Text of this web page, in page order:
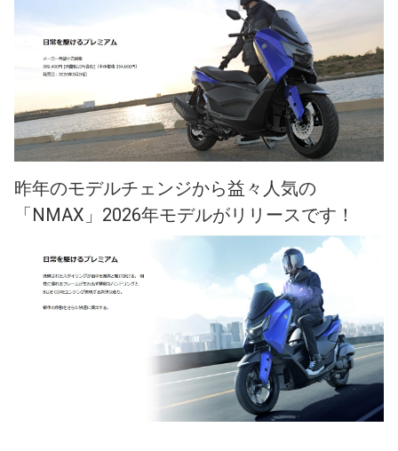
昨年のモデルチェンジから益々人気の
「NMAX」2026年モデルがリリースです！